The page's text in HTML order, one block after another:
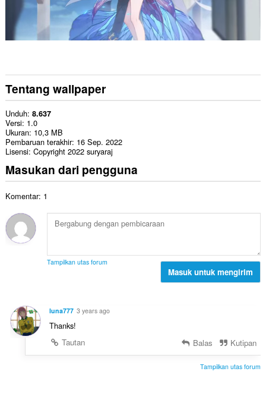
Tentang wallpaper
Unduh 8.637
Versi 1.0
Ukuran 10,3 MB
Pembaruan terakhir 16 Sep. 2022
Lisensi Copyright 2022 suryaraj
Masukan dari pengguna
Komentar: 1
Tampilkan utas forum
Masuk untuk mengirim
luna777 3 years ago
Thanks!
Tautan
Balas Kutipan
Tampilkan utas forum